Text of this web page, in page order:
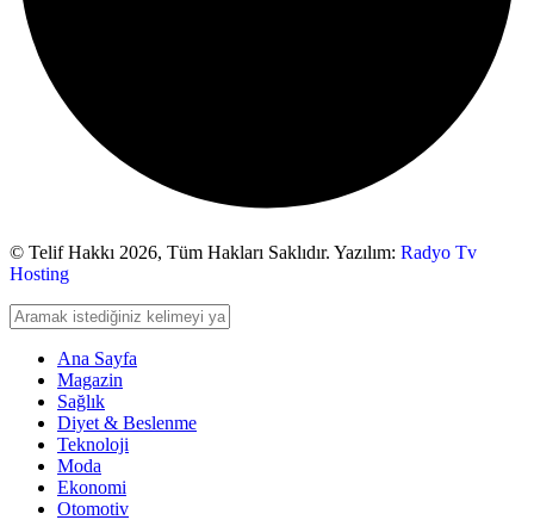
© Telif Hakkı 2026, Tüm Hakları Saklıdır. Yazılım: Radyo Tv
Hosting
Ana Sayfa
Magazin
Sağlık
Diyet & Beslenme
Teknoloji
Moda
Ekonomi
Otomotiv